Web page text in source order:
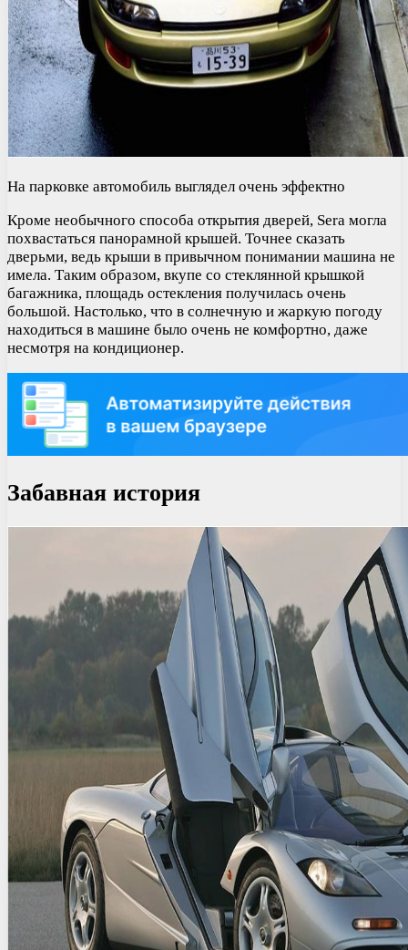
На парковке автомобиль выглядел очень эффектно
Кроме необычного способа открытия дверей, Sera могла
похвастаться панорамной крышей. Точнее сказать
дверьми, ведь крыши в привычном понимании машина не
имела. Таким образом, вкупе со стеклянной крышкой
багажника, площадь остекления получилась очень
большой. Настолько, что в солнечную и жаркую погоду
находиться в машине было очень не комфортно, даже
несмотря на кондиционер.
Забавная история